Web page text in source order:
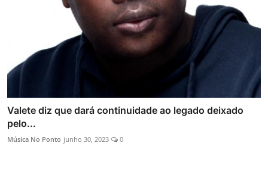
Valete diz que dará continuidade ao legado deixado
pelo...
Música No Ponto junho 30, 2023 0